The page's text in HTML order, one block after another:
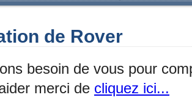
de Rover
besoin de vous pour
merci de cliquez ici...